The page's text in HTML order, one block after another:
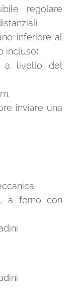
regolare
inferiore al
incluso)
a livello del
inviare una
a forno con